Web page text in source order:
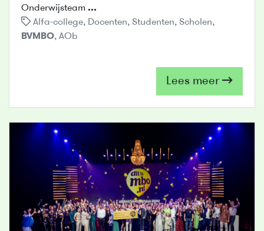
Onderwijsteam ...
Alfa-college, Docenten, Studenten, Scholen,
BVMBO, AOb
Lees meer